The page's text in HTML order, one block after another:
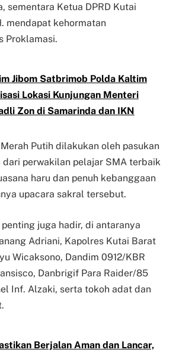
sementara Ketua DPRD Kutai
mendapat kehormatan
Proklamasi.
Jibom Satbrimob Polda Kaltim
Lokasi Kunjungan Menteri
Zon di Samarinda dan IKN
Putih dilakukan oleh pasukan
dari perwakilan pelajar SMA terbaik
haru dan penuh kebanggaan
upacara sakral tersebut.
juga hadir, di antaranya
Adriani, Kapolres Kutai Barat
Wicaksono, Dandim 0912/KBR
Danbrigif Para Raider/85
Inf. Alzaki, serta tokoh adat dan
Berjalan Aman dan Lancar,